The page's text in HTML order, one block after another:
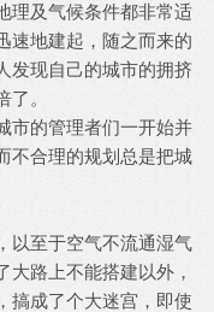
理及气候条件都非常适
速地建起，随之而来的
发现自己的城市的拥挤
。
市的管理者们一开始并
不合理的规划总是把城
以至于空气不流通湿气
大路上不能搭建以外，
搞成了个大迷宫，即使